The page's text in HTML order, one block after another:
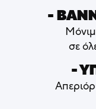
-
σε
-